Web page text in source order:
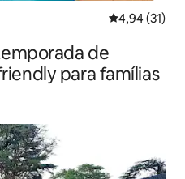
4,94 de uma
4,94 (31)
de
para famílias